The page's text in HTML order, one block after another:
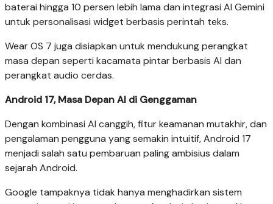
baterai hingga 10 persen lebih lama dan integrasi AI Gemini
untuk personalisasi widget berbasis perintah teks.
Wear OS 7 juga disiapkan untuk mendukung perangkat
masa depan seperti kacamata pintar berbasis AI dan
perangkat audio cerdas.
Android 17, Masa Depan AI di Genggaman
Dengan kombinasi AI canggih, fitur keamanan mutakhir, dan
pengalaman pengguna yang semakin intuitif, Android 17
menjadi salah satu pembaruan paling ambisius dalam
sejarah Android.
Google tampaknya tidak hanya menghadirkan sistem